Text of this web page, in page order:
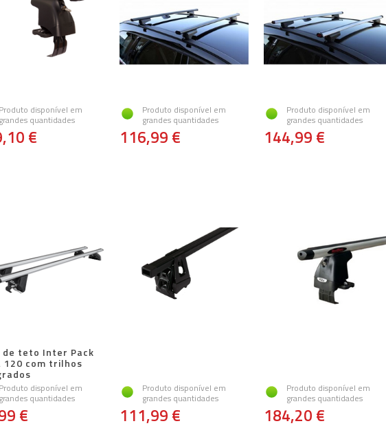
Produto disponível em
grandes quantidades
€
Produto disponível em
grandes quantidades
116,99 €
Produto disponível em
grandes quantidades
144,99 €
de teto Inter Pack
120 com trilhos
Produto disponível em
grandes quantidades
€
Produto disponível em
grandes quantidades
111,99 €
Produto disponível em
grandes quantidades
184,20 €